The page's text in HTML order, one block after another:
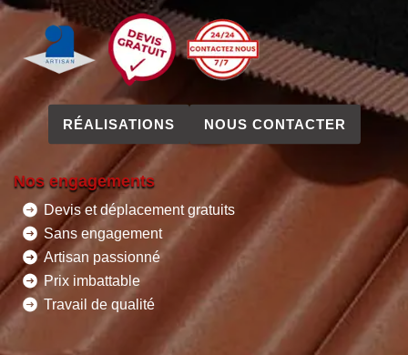
RÉALISATIONS NOUS CONTACTER
Nos engagements
Devis et déplacement gratuits
Sans engagement
Artisan passionné
Prix imbattable
Travail de qualité